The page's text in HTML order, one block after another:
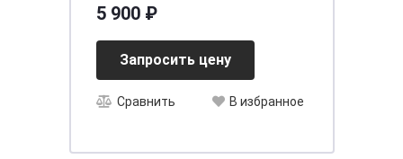
5 900 ₽
Запросить цену
Сравнить В избранное